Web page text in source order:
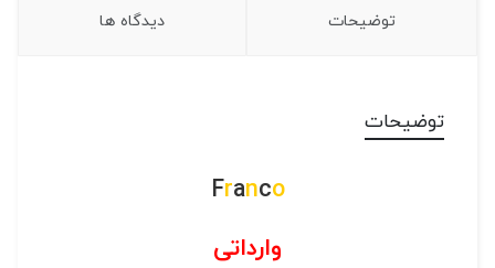
توضیحات دیدگاه ها
توضیحات
Franco
وارداتی